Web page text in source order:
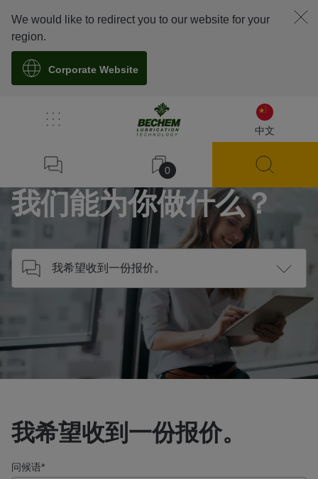
中文
0
We would like to redirect you to our website for your
region.
Corporate Website
联系我们
我们能为你做什么？
我希望收到一份报价。
问候语*